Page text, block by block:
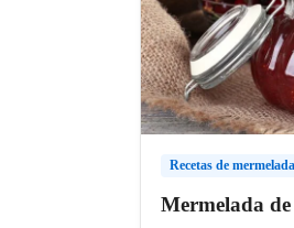
Recetas de
Mermelada de